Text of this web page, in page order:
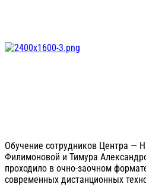
Обучение сотрудников Центра —
Филимоновой и Тимура
проходило в очно-заочном
современных дистанционных